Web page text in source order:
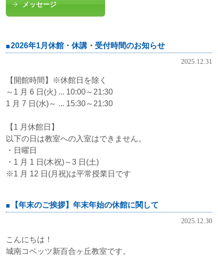
メッセージ
2026年1月休館・休講・受付時間のお知らせ
2025.12.31
【開館時間】※休館日を除く
～1 月 6 日(火) ... 10:00～21:30
1 月 7 日(水)～ ... 15:30～21:30
【1 月休館日】
以下の日は教室への入室はできません。
・日曜日
・1 月 1 日(木祝)～3 日(土)
※1 月 12 日(月祝)は平常授業日です
【年末のご挨拶】年末年始の休館に関して
2025.12.30
こんにちは！
城南コベッツ新百合ヶ丘教室です。